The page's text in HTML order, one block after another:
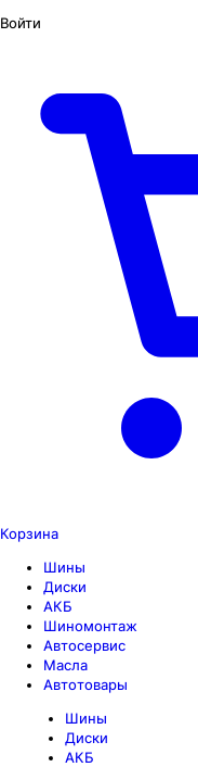
Войти
Корзина
Шины
Диски
АКБ
Шиномонтаж
Автосервис
Масла
Автотовары
Шины
Диски
АКБ